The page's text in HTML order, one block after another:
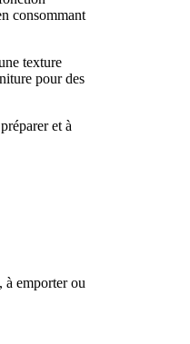
consommant
texture
pour des
et à
à emporter ou